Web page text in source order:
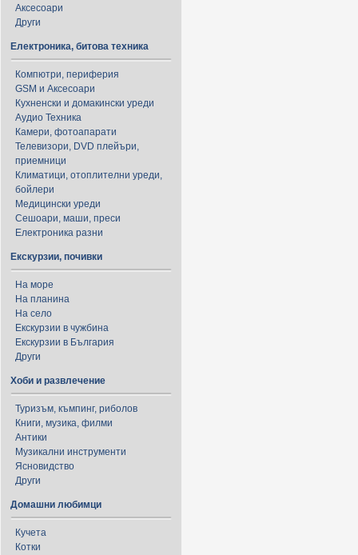
Аксесоари
Други
Електроника, битова техника
Компютри, периферия
GSM и Аксесоари
Кухненски и домакински уреди
Аудио Техника
Камери, фотоапарати
Телевизори, DVD плейъри,
приемници
Климатици, отоплителни уреди,
бойлери
Медицински уреди
Сешоари, маши, преси
Електроника разни
Екскурзии, почивки
На море
На планина
На село
Екскурзии в чужбина
Екскурзии в България
Други
Хоби и развлечение
Туризъм, къмпинг, риболов
Книги, музика, филми
Антики
Музикални инструменти
Ясновидство
Други
Домашни любимци
Кучета
Котки